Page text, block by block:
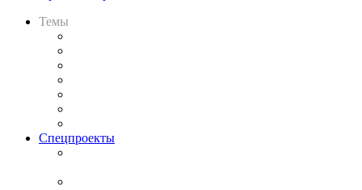
Темы
Спецпроекты